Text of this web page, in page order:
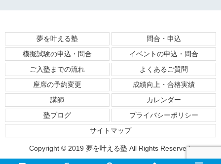
夢を叶える塾
問合・申込
模擬試験の申込・問合
イベントの申込・問合
ご入塾までの流れ
よくあるご質問
座席の予約変更
成績向上・合格実績
講師
カレンダー
塾ブログ
プライバシーポリシー
サイトマップ
Copyright © 2019 夢を叶える塾 All Rights Reserved.